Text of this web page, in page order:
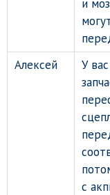
и
Алексей
У
с